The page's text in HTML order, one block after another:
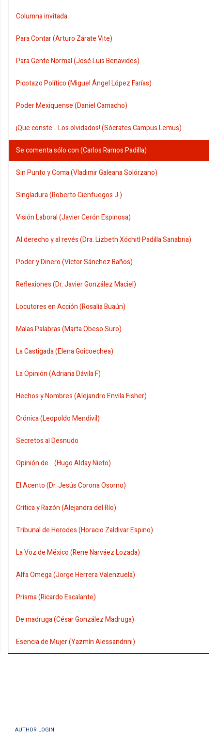
Columna invitada
Para Contar (Arturo Zárate Vite)
Para Gente Normal (José Luis Benavides)
Picotazo Político (Miguel Ángel López Farías)
Poder Mexiquense (Daniel Camacho)
¡Que conste... Los olvidados! (Sócrates Campus Lemus)
Se comenta sólo con (Carlos Ramos Padilla)
Sin Punto y Coma (Vladimir Galeana Solórzano)
Singladura (Roberto Cienfuegos J.)
Visión Laboral (Javier Cerón Espinosa)
Al derecho y al revés (Dra. Lizbeth Xóchitl Padilla Sanabria)
Poder y Dinero (Víctor Sánchez Baños)
Reflexiones (Dr. Javier González Maciel)
Locutores en Acción (Rosalía Buaún)
Malas Palabras (Marta Obeso Suro)
La Castigada (Elena Goicoechea)
La Opinión (Adriana Dávila F)
Hechos y Nombres (Alejandro Envila Fisher)
Crónica (Leopoldo Mendivil)
Secretos al Desnudo
Opinión de... (Hugo Alday Nieto)
El Acento (Dr. Jesús Corona Osorno)
Crítica y Razón (Alejandra del Río)
Tribunal de Herodes (Horacio Zaldivar Espino)
La Voz de México (Rene Narváez Lozada)
Alfa Omega (Jorge Herrera Valenzuela)
Prisma (Ricardo Escalante)
De madruga (César González Madruga)
Esencia de Mujer (Yazmín Alessandrini)
AUTHOR LOGIN